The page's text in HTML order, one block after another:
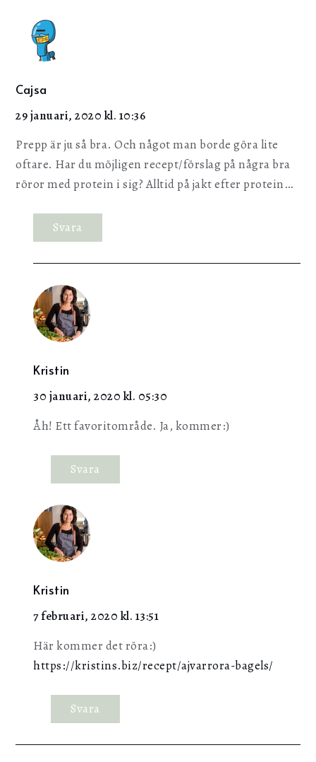
Cajsa
29 januari, 2020 kl. 10:36
Prepp är ju så bra. Och något man borde göra lite
oftare. Har du möjligen recept/förslag på några bra
röror med protein i sig? Alltid på jakt efter protein…
Svara
Kristin
30 januari, 2020 kl. 05:30
Åh! Ett favoritområde. Ja, kommer:)
Svara
Kristin
7 februari, 2020 kl. 13:51
Här kommer det röra:)
https://kristins.biz/recept/ajvarrora-bagels/
Svara